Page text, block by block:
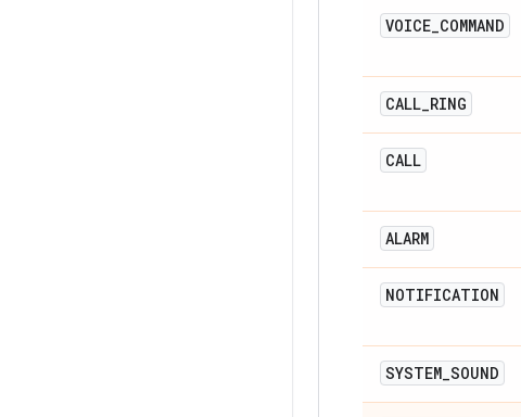
VOICE_COMMAND
CALL_RING
CALL
ALARM
NOTIFICATION
SYSTEM_SOUND